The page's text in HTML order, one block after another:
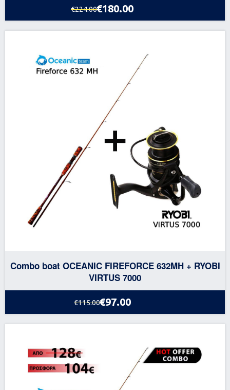
€224.00€180.00
Combo boat OCEANIC FIREFORCE 632MH + RYOBI
VIRTUS 7000
€115.00€97.00